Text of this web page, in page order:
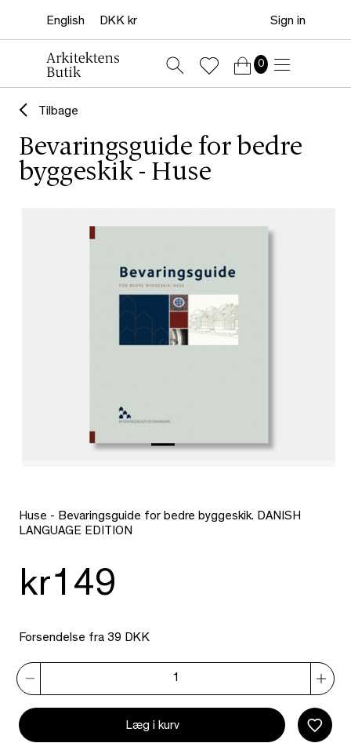
Sign in
0
Tilbage
Bevaringsguide for bedre
byggeskik - Huse
Huse - Bevaringsguide for bedre byggeskik. DANISH
LANGUAGE EDITION
kr149
Forsendelse fra 39 DKK
Læg i kurv